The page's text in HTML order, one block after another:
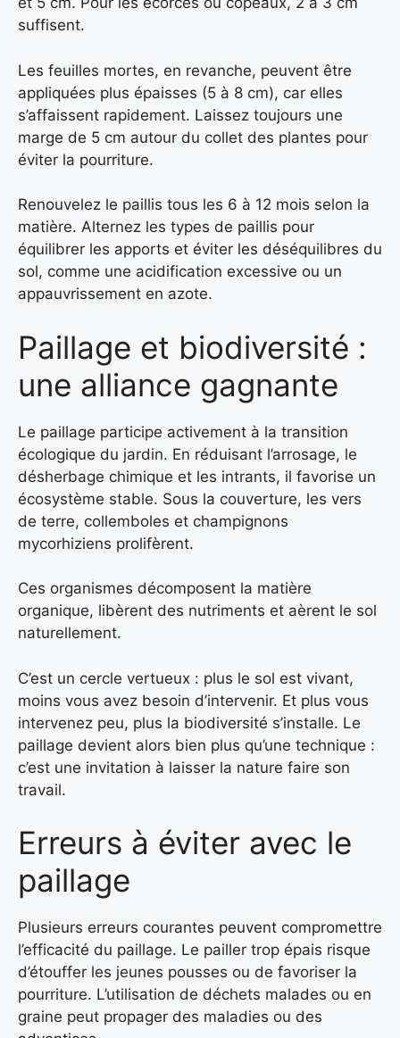
suffisent.
Les feuilles mortes, en revanche, peuvent être
appliquées plus épaisses (5 à 8 cm), car elles
s’affaissent rapidement. Laissez toujours une
marge de 5 cm autour du collet des plantes pour
éviter la pourriture.
Renouvelez le paillis tous les 6 à 12 mois selon la
matière. Alternez les types de paillis pour
équilibrer les apports et éviter les déséquilibres du
sol, comme une acidification excessive ou un
appauvrissement en azote.
Paillage et biodiversité :
une alliance gagnante
Le paillage participe activement à la transition
écologique du jardin. En réduisant l’arrosage, le
désherbage chimique et les intrants, il favorise un
écosystème stable. Sous la couverture, les vers
de terre, collemboles et champignons
mycorhiziens prolifèrent.
Ces organismes décomposent la matière
organique, libèrent des nutriments et aèrent le sol
naturellement.
C’est un cercle vertueux : plus le sol est vivant,
moins vous avez besoin d’intervenir. Et plus vous
intervenez peu, plus la biodiversité s’installe. Le
paillage devient alors bien plus qu’une technique :
c’est une invitation à laisser la nature faire son
travail.
Erreurs à éviter avec le
paillage
Plusieurs erreurs courantes peuvent compromettre
l’efficacité du paillage. Le pailler trop épais risque
d’étouffer les jeunes pousses ou de favoriser la
pourriture. L’utilisation de déchets malades ou en
graine peut propager des maladies ou des